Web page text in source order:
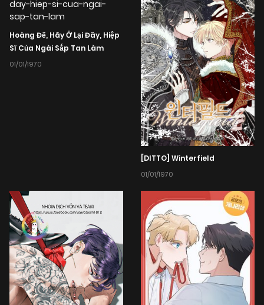
Hoàng Đế, Hãy Ở Lại Đây, Hiệp
Sĩ Của Ngài Sắp Tan Làm
01/01/1970
[DITTO] Winterfield
01/01/1970